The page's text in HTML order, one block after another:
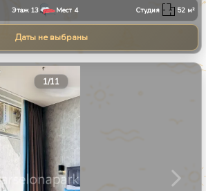
Этаж 13 Мест 4 Студия 52 м²
Даты не выбраны
1/11